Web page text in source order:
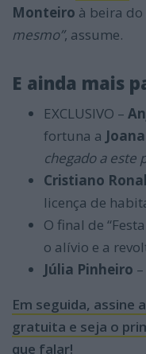
Monteiro à beira
mesmo”, assume.
E ainda mais
EXCLUSIVO –
fortuna a
chegado a este
Cristiano
licença de
O final de
o alívio e a
Júlia Pinheiro
Em seguida, assine
gratuita e seja o
que falar!